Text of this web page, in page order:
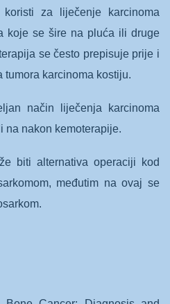
za liječenje karcinoma
koje se šire na pluća ili druge
se često prepisuje prije i
karcinoma kostiju.
način liječenja karcinoma
na nakon kemoterapije.
biti alternativa operaciji kod
međutim na ovaj se